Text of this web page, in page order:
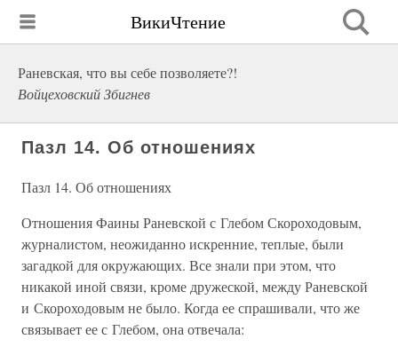
ВикиЧтение
Раневская, что вы себе позволяете?!
Войцеховский Збигнев
Пазл 14. Об отношениях
Пазл 14. Об отношениях
Отношения Фаины Раневской с Глебом Скороходовым,
журналистом, неожиданно искренние, теплые, были
загадкой для окружающих. Все знали при этом, что
никакой иной связи, кроме дружеской, между Раневской
и Скороходовым не было. Когда ее спрашивали, что же
связывает ее с Глебом, она отвечала: